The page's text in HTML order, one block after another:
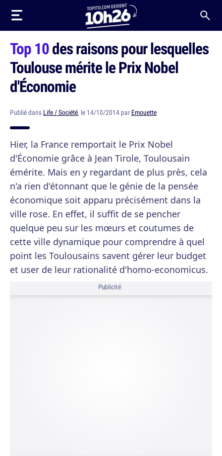
Top 10des raisons pour lesquelles
Toulouse mérite le Prix Nobel
d'Économie
Publié dans Life / Société, le 14/10/2014 par Emouette
Hier, la France remportait le Prix Nobel
d'Économie grâce à Jean Tirole, Toulousain
émérite. Mais en y regardant de plus près, cela
n'a rien d'étonnant que le génie de la pensée
économique soit apparu précisément dans la
ville rose. En effet, il suffit de se pencher
quelque peu sur les mœurs et coutumes de
cette ville dynamique pour comprendre à quel
point les Toulousains savent gérer leur budget
et user de leur rationalité d'homo-economicus.
Publicité